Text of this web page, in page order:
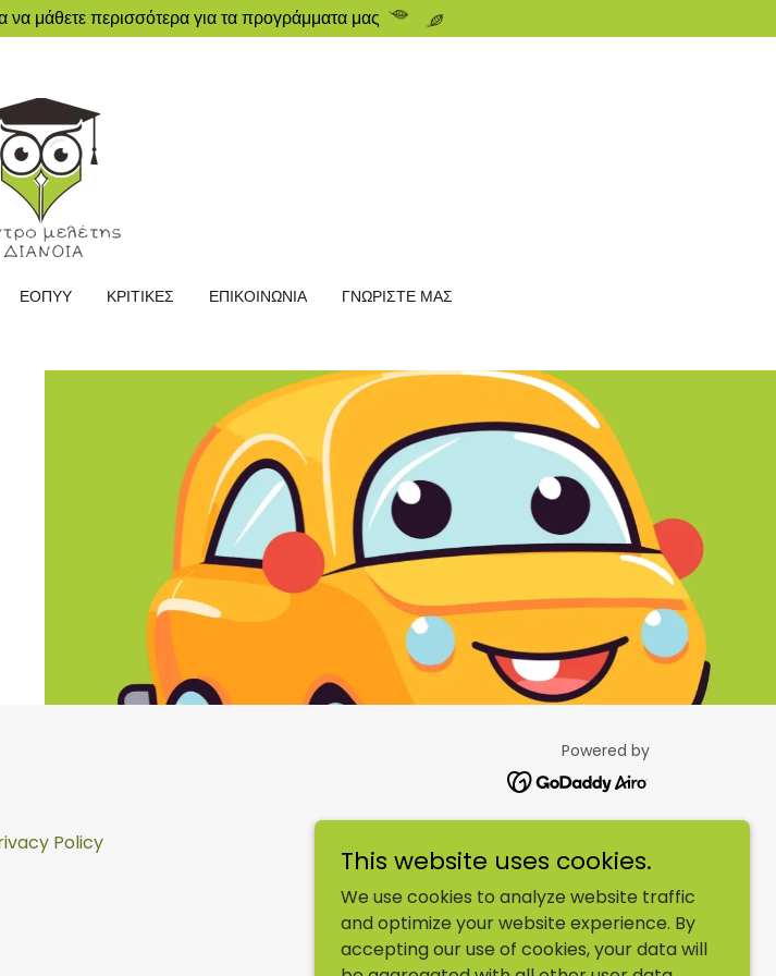
μάθετε περισσότερα για τα προγράμματα μας
ΕΟΠΥΥ ΚΡΙΤΙΚΕΣ ΕΠΙΚΟΙΝΩΝΙΑ ΓΝΩΡΙΣΤΕ ΜΑΣ
Powered by
Policy
This website uses cookies.
We use cookies to analyze website traffic
and optimize your website experience. By
accepting our use of cookies, your data will